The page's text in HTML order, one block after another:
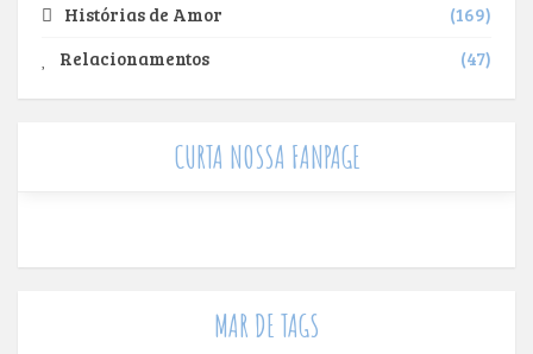
Histórias de Amor
169
Relacionamentos
47
CURTA NOSSA FANPAGE
MAR DE TAGS